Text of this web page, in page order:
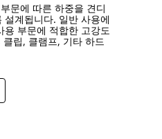
문에 따른 하중을 견디
계됩니다. 일반 사용에
용 부문에 적합한 고강도
립, 클램프, 기타 하드